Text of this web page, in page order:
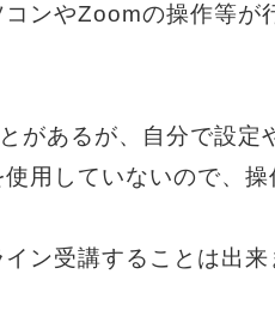
ンやZoomの操作等が
があるが、自分で設定
使用していないので、
ン受講することは出